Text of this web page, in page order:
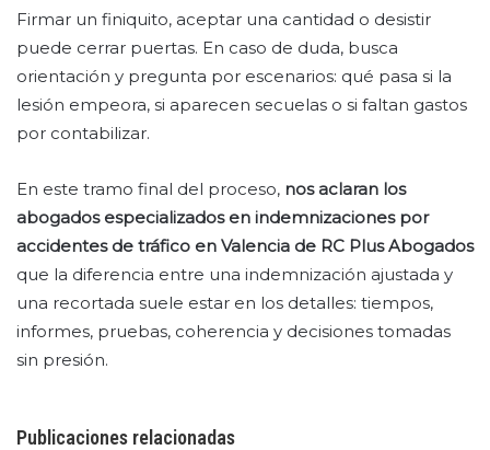
Firmar un finiquito, aceptar una cantidad o desistir
puede cerrar puertas. En caso de duda, busca
orientación y pregunta por escenarios: qué pasa si la
lesión empeora, si aparecen secuelas o si faltan gastos
por contabilizar.
En este tramo final del proceso, nos aclaran los
abogados especializados en indemnizaciones por
accidentes de tráfico en Valencia de RC Plus Abogados
que la diferencia entre una indemnización ajustada y
una recortada suele estar en los detalles: tiempos,
informes, pruebas, coherencia y decisiones tomadas
sin presión.
Publicaciones relacionadas